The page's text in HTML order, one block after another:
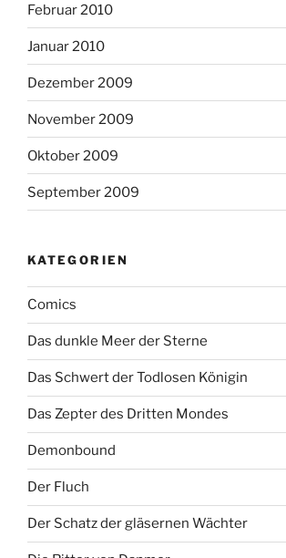
Februar 2010
Januar 2010
Dezember 2009
November 2009
Oktober 2009
September 2009
KATEGORIEN
Comics
Das dunkle Meer der Sterne
Das Schwert der Todlosen Königin
Das Zepter des Dritten Mondes
Demonbound
Der Fluch
Der Schatz der gläsernen Wächter